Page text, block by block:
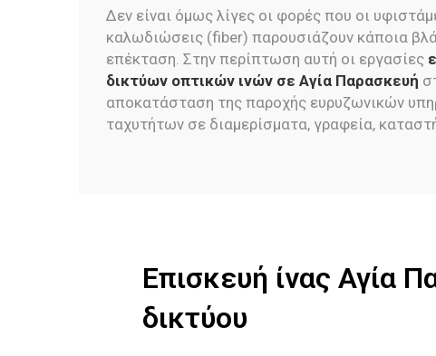
Δεν είναι όμως λίγες οι φορές που οι
καλωδιώσεις (fiber) παρουσιάζουν κάποια
επέκταση. Στην περίπτωση αυτή οι εργασίες
δικτύων οπτικών ινών σε Αγία Παρασκευή
αποκατάσταση της παροχής ευρυζωνικών
ταχυτήτων σε διαμερίσματα, γραφεία,
Επισκευή ίνας Αγία
δικτύου